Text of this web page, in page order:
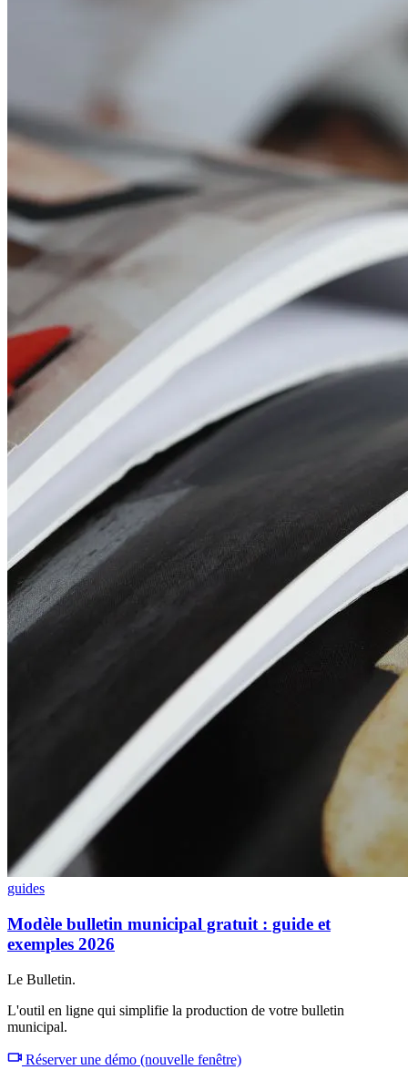
guides
Modèle bulletin municipal gratuit : guide et
exemples 2026
Le Bulletin.
L'outil en ligne qui simplifie la production de votre bulletin
municipal.
Réserver une démo (nouvelle fenêtre)